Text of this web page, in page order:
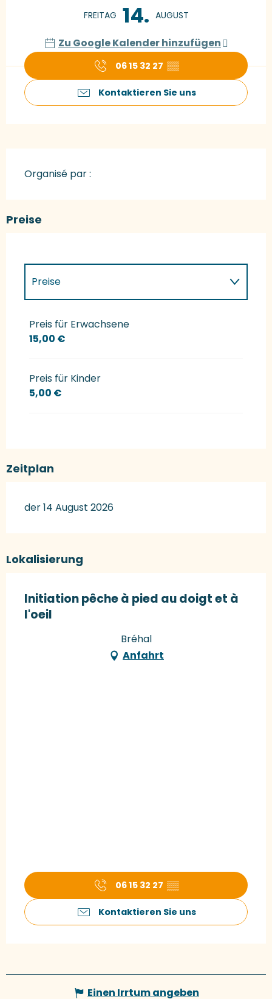
FREITAG 14. AUGUST
Zu Google Kalender hinzufügen
06 15 32 27 ▒▒
Kontaktieren Sie uns
Organisé par :
Preise
Preise
Preise 2027
Preis für Erwachsene
15,00 €
Preis für Kinder
5,00 €
Zeitplan
der 14 August 2026
Lokalisierung
Initiation pêche à pied au doigt et à
l'oeil
Bréhal
Anfahrt
06 15 32 27 ▒▒
Kontaktieren Sie uns
Einen Irrtum angeben